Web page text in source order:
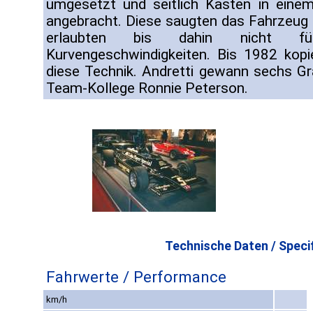
umgesetzt und seitlich Kästen in
angebracht. Diese saugten das
erlaubten bis dahin nicht
Kurvengeschwindigkeiten. Bis 1982
diese Technik. Andretti gewann sechs
Team-Kollege Ronnie Peterson.
Technische Daten /
Fahrwerte / Performance
km/h